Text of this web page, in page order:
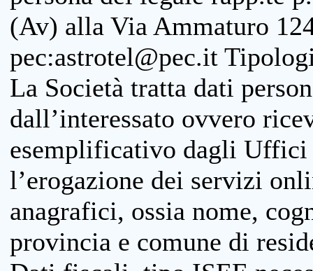
(Av) alla Via Ammaturo
pec:astrotel@pec.it
La Società tratta dati
dall’interessato ovvero
esemplificativo dagli
l’erogazione dei servizi
anagrafici, ossia nome,
provincia e comune di